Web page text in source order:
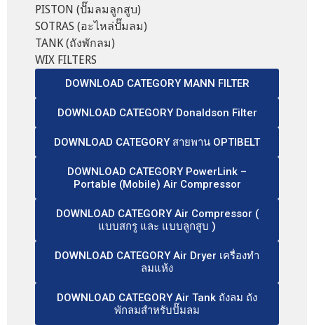
PISTON (ปั๊มลมลูกสูบ)
SOTRAS (อะไหล่ปั๊มลม)
TANK (ถังพักลม)
WIX FILTERS
DOWNLOAD CATEGORY MANN FILTER
DOWNLOAD CATEGORY Donaldson Filter
DOWNLOAD CATEGORY สายพาน OPTIBELT
DOWNLOAD CATEGORY PowerLink –
Portable (Mobile) Air Compressor
DOWNLOAD CATEGORY Air Compressor (
แบบสกรู และ แบบลูกสูบ )
DOWNLOAD CATEGORY Air Dryer เครื่องทำ
ลมแห้ง
DOWNLOAD CATEGORY Air Tank ถังลม ถัง
พักลมสำหรับปั๊มลม